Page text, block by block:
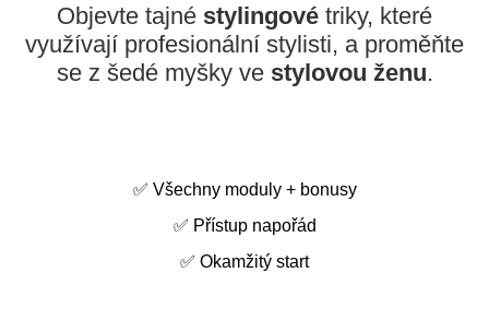
Objevte tajné stylingové triky, které
využívají profesionální stylisti, a proměňte
se z šedé myšky ve stylovou ženu.
✅ Všechny moduly + bonusy
✅ Přístup napořád
✅ Okamžitý start